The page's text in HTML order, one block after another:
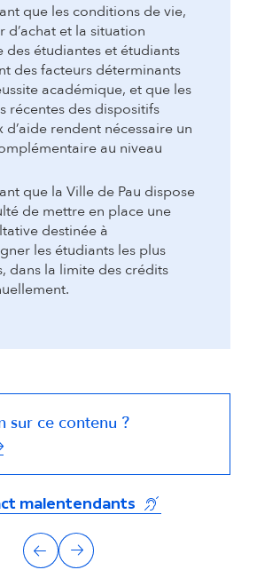
que les conditions de vie,
d’achat et la situation
des étudiantes et étudiants
des facteurs déterminants
académique, et que les
récentes des dispositifs
d’aide rendent nécessaire un
au niveau
que la Ville de Pau dispose
de mettre en place une
destinée à
les étudiants les plus
dans la limite des crédits
sur ce contenu ?
malentendants (s'ouvre dans
PrécédentSuivant